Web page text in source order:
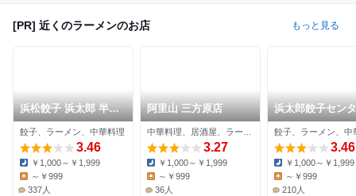
[PR] 近くのラーメンのお店 もっと見る
浜松餃子 浜太郎 半田
山店（本店）
餃子、ラーメン、中華料理
3.46
Dinner:
￥1,000～￥1,999
～￥999
337人
阿里山 三方原店
3.27
Dinner:
￥1,000～￥1,999
Lunch:
～￥999
36人
浜太郎餃子セン
餃子、ラーメン、中
3.46
Dinner:
￥1,000～￥1,999
～￥999
210人